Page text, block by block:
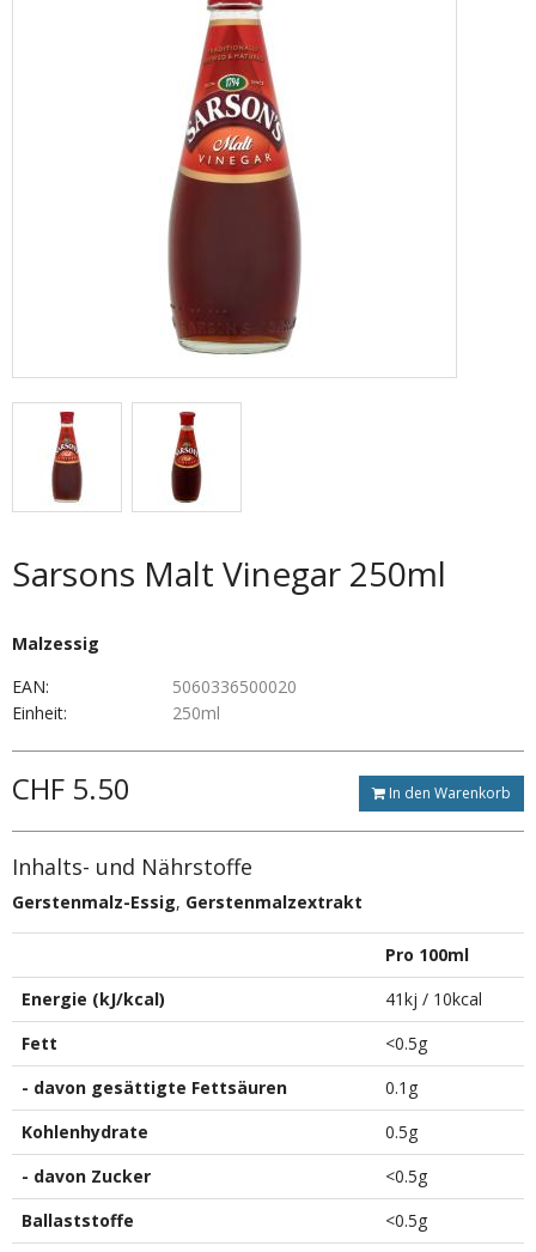
Sarsons Malt Vinegar 250ml
Malzessig
EAN:
5060336500020
Einheit:
250ml
CHF 5.50 In den Warenkorb
Inhalts- und Nährstoffe
Gerstenmalz-Essig, Gerstenmalzextrakt
Pro 100ml
Energie (kJ/kcal)
41kj / 10kcal
Fett
<0.5g
- davon gesättigte Fettsäuren
0.1g
Kohlenhydrate
0.5g
- davon Zucker
<0.5g
Ballaststoffe
<0.5g